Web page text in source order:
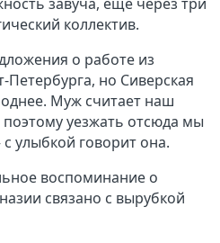
коллектив.
о работе из
Петербурга, но Сиверская
Муж считает наш
уезжать отсюда мы
улыбкой говорит она.
воспоминание о
связано с вырубкой